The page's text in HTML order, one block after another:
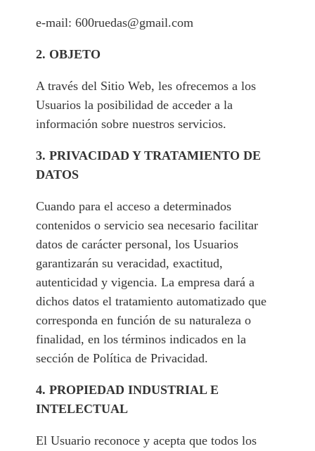
e-mail: 600ruedas@gmail.com
2. OBJETO
A través del Sitio Web, les ofrecemos a los
Usuarios la posibilidad de acceder a la
información sobre nuestros servicios.
3. PRIVACIDAD Y TRATAMIENTO DE
DATOS
Cuando para el acceso a determinados
contenidos o servicio sea necesario facilitar
datos de carácter personal, los Usuarios
garantizarán su veracidad, exactitud,
autenticidad y vigencia. La empresa dará a
dichos datos el tratamiento automatizado que
corresponda en función de su naturaleza o
finalidad, en los términos indicados en la
sección de Política de Privacidad.
4. PROPIEDAD INDUSTRIAL E
INTELECTUAL
El Usuario reconoce y acepta que todos los